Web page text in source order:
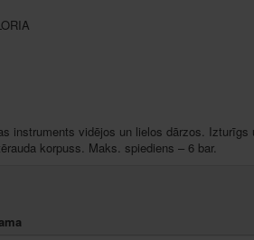
instruments vidējos un lielos dārzos.
korpuss. Maks. spiediens – 6 bar.